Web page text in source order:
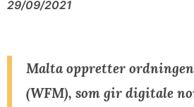
29/09/2021
Malta oppretter
(WFM), som gir digitale